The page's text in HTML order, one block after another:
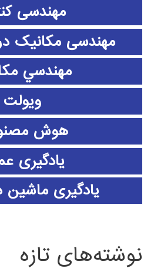
مهندسی
مهندسی مکانیک
مهندسي
ویولت
هوش
یادگیری
یادگیری ماشین
نوشته‌های تازه